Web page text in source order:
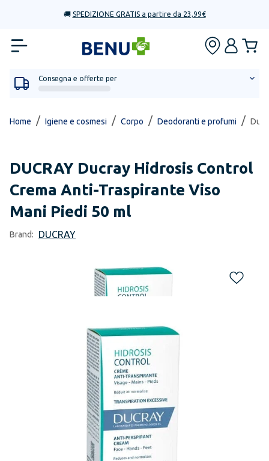
🚚 SPEDIZIONE GRATIS a partire da 23,99€
Consegna e offerte per
Home / Igiene e cosmesi / Corpo / Deodoranti e profumi /
DUCRAY Ducray Hidrosis Control
Crema Anti-Traspirante Viso
Mani Piedi 50 ml
Brand: DUCRAY